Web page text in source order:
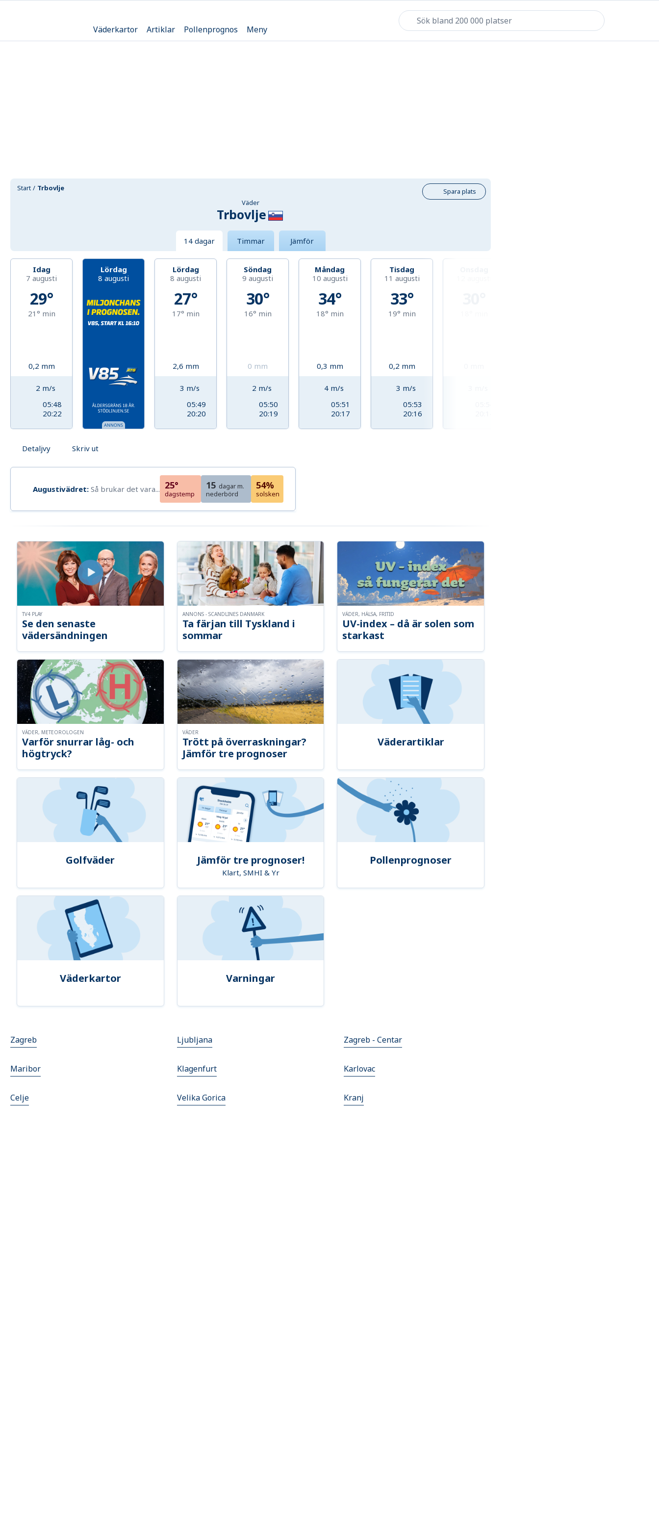
Väderkartor Artiklar Pollenprognos Meny
Start Trbovlje
Spara plats
Väder
Trbovlje
14 dagar Timmar Jämför
Idag
7 augusti
29°
21° min
0,2 mm
2 m/s
05:48
20:22
Lördag
8 augusti
Lördag
8 augusti
27°
17° min
2,6 mm
3 m/s
05:49
20:20
Söndag
9 augusti
30°
16° min
0 mm
2 m/s
05:50
20:19
Måndag
10 augusti
34°
18° min
0,3 mm
4 m/s
05:51
20:17
Tisdag
11 augusti
33°
19° min
0,2 mm
3 m/s
05:53
20:16
Detaljvy Skriv ut
Augustivädret: Så brukar det vara... 25°
dagstemp
15 dagar m.
nederbörd
54%
solsken
Se den senaste
vädersändningen
TV4 PLAY
Ta färjan till Tyskland i
sommar
ANNONS - SCANDLINES DANMARK
UV-index – då är solen som
starkast
VÄDER, HÄLSA, FRITID
Varför snurrar låg- och
högtryck?
VÄDER, METEOROLOGEN
Trött på överraskningar?
Jämför tre prognoser
VÄDER
Väderartiklar
Golfväder Jämför tre prognoser!
Klart, SMHI & Yr
Pollenprognoser
Väderkartor Varningar
Zagreb Ljubljana Zagreb - Centar
Maribor Klagenfurt Karlovac
Celje Velika Gorica Kranj